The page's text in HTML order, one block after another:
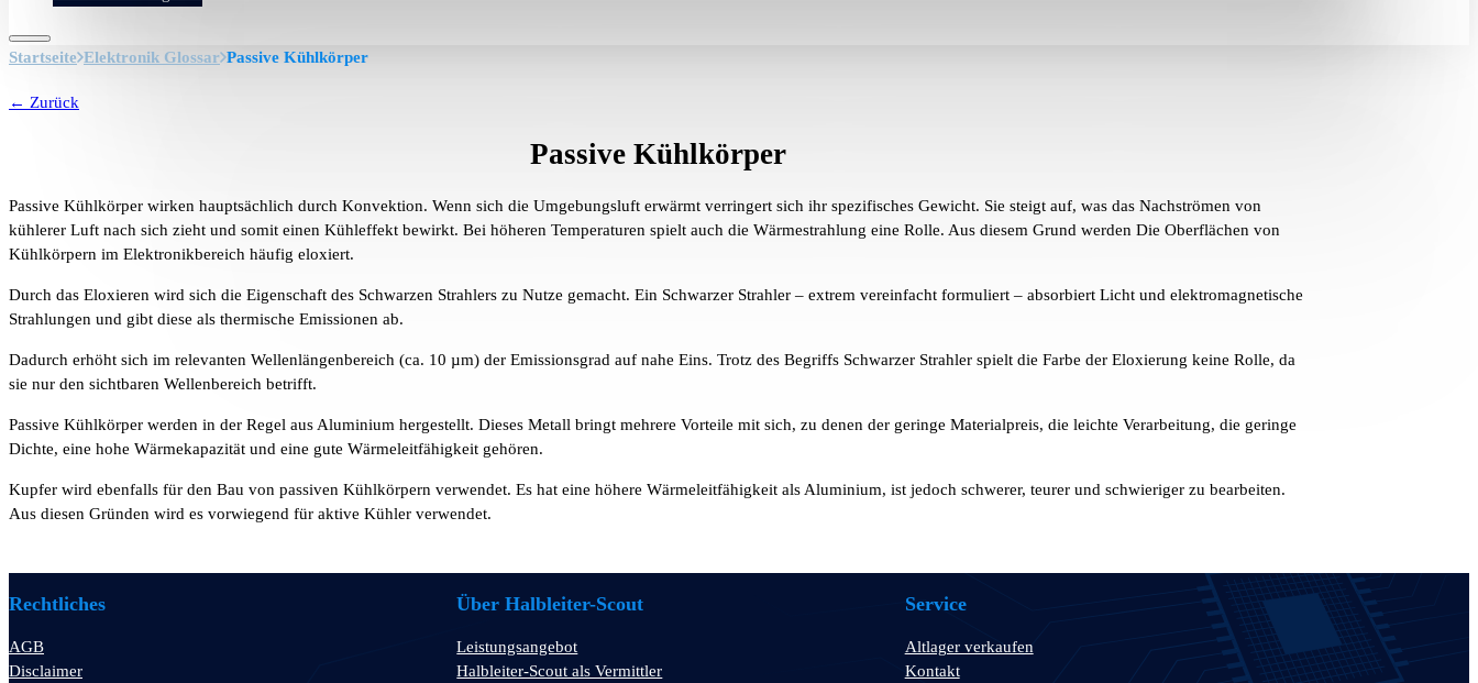
Startseite Elektronik Glossar Passive Kühlkörper
← Zurück
Passive Kühlkörper
Passive Kühlkörper wirken hauptsächlich durch Konvektion. Wenn sich die Umgebungsluft erwärmt verringert sich ihr spezifisches Gewicht. Sie steigt auf, was das Nachströmen von
kühlerer Luft nach sich zieht und somit einen Kühleffekt bewirkt. Bei höheren Temperaturen spielt auch die Wärmestrahlung eine Rolle. Aus diesem Grund werden Die Oberflächen von
Kühlkörpern im Elektronikbereich häufig eloxiert.
Durch das Eloxieren wird sich die Eigenschaft des Schwarzen Strahlers zu Nutze gemacht. Ein Schwarzer Strahler – extrem vereinfacht formuliert – absorbiert Licht und elektromagnetische
Strahlungen und gibt diese als thermische Emissionen ab.
Dadurch erhöht sich im relevanten Wellenlängenbereich (ca. 10 µm) der Emissionsgrad auf nahe Eins. Trotz des Begriffs Schwarzer Strahler spielt die Farbe der Eloxierung keine Rolle, da
sie nur den sichtbaren Wellenbereich betrifft.
Passive Kühlkörper werden in der Regel aus Aluminium hergestellt. Dieses Metall bringt mehrere Vorteile mit sich, zu denen der geringe Materialpreis, die leichte Verarbeitung, die geringe
Dichte, eine hohe Wärmekapazität und eine gute Wärmeleitfähigkeit gehören.
Kupfer wird ebenfalls für den Bau von passiven Kühlkörpern verwendet. Es hat eine höhere Wärmeleitfähigkeit als Aluminium, ist jedoch schwerer, teurer und schwieriger zu bearbeiten.
Aus diesen Gründen wird es vorwiegend für aktive Kühler verwendet.
Rechtliches
AGB
Disclaimer
Über Halbleiter-Scout
Leistungsangebot
Halbleiter-Scout als Vermittler
Service
Altlager verkaufen
Kontakt